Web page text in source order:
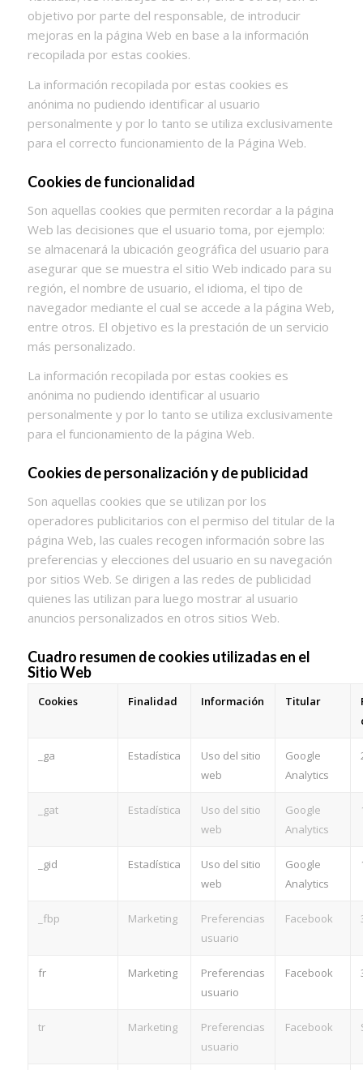
objetivo por parte del responsable, de introducir
mejoras en la página Web en base a la información
recopilada por estas cookies.
La información recopilada por estas cookies es
anónima no pudiendo identificar al usuario
personalmente y por lo tanto se utiliza exclusivamente
para el correcto funcionamiento de la Página Web.
Cookies de funcionalidad
Son aquellas cookies que permiten recordar a la página
Web las decisiones que el usuario toma, por ejemplo:
se almacenará la ubicación geográfica del usuario para
asegurar que se muestra el sitio Web indicado para su
región, el nombre de usuario, el idioma, el tipo de
navegador mediante el cual se accede a la página Web,
entre otros. El objetivo es la prestación de un servicio
más personalizado.
La información recopilada por estas cookies es
anónima no pudiendo identificar al usuario
personalmente y por lo tanto se utiliza exclusivamente
para el funcionamiento de la página Web.
Cookies de personalización y de publicidad
Son aquellas cookies que se utilizan por los
operadores publicitarios con el permiso del titular de la
página Web, las cuales recogen información sobre las
preferencias y elecciones del usuario en su navegación
por sitios Web. Se dirigen a las redes de publicidad
quienes las utilizan para luego mostrar al usuario
anuncios personalizados en otros sitios Web.
Cuadro resumen de cookies utilizadas en el
Sitio Web
Cookies Finalidad Información Titular
_ga Estadística
Uso del sitio
web
Google
Analytics
_gat Estadística
Uso del sitio
web
Google
Analytics
_gid Estadística
Uso del sitio
web
Google
Analytics
_fbp Marketing
Preferencias
usuario
Facebook
fr Marketing
Preferencias
usuario
Facebook
tr Marketing
Preferencias
usuario
Facebook